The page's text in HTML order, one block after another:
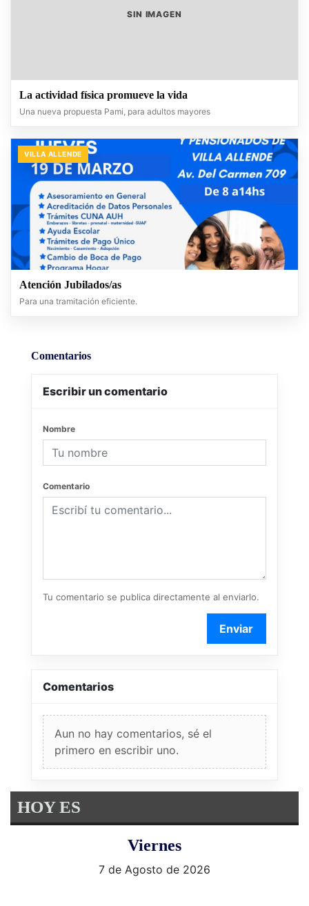
SIN IMAGEN
La actividad física promueve la vida
Una nueva propuesta Pami, para adultos mayores
VILLA ALLENDE
Atención Jubilados/as
Para una tramitación eficiente.
Comentarios
Escribir un comentario
Nombre
Comentario
Tu comentario se publica directamente al enviarlo.
Enviar
Comentarios
Aun no hay comentarios, sé el
primero en escribir uno.
HOY ES
Viernes
7 de Agosto de 2026